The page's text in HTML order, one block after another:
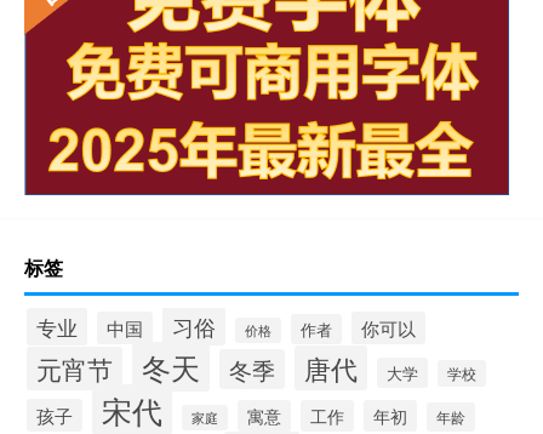
标签
专业 中国 习俗 价格 作者 你可以
元宵节 冬天 冬季 唐代 大学 学校
孩子 宋代 家庭 寓意 工作 年初 年龄